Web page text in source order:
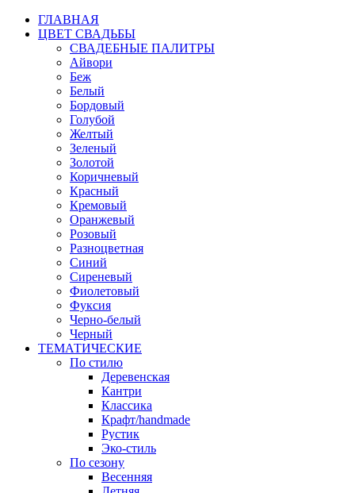
ГЛАВНАЯ
ЦВЕТ СВАДЬБЫ
СВАДЕБНЫЕ ПАЛИТРЫ
Айвори
Беж
Белый
Бордовый
Голубой
Желтый
Зеленый
Золотой
Коричневый
Красный
Кремовый
Оранжевый
Розовый
Разноцветная
Синий
Сиреневый
Фиолетовый
Фуксия
Черно-белый
Черный
ТЕМАТИЧЕСКИЕ
По стилю
Деревенская
Кантри
Классика
Крафт/handmade
Рустик
Эко-стиль
По сезону
Весенняя